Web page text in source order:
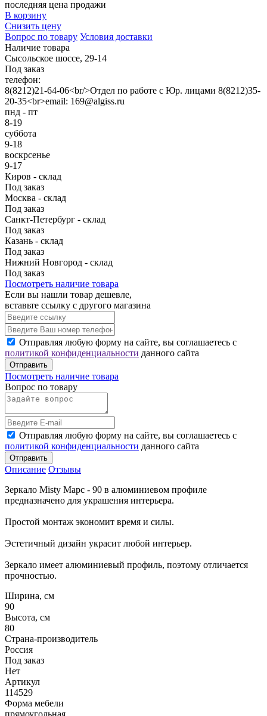
последняя цена продажи
В корзину
Снизить цену
Вопрос по товару Условия доставки
Наличие товара
Сысольское шоссе, 29-14
Под заказ
телефон:
8(8212)21-64-06<br/>Отдел по работе с Юр. лицами 8(8212)35-
20-35<br>email: 169@algiss.ru
пнд - пт
8-19
суббота
9-18
воскрсенье
9-17
Киров - склад
Под заказ
Москва - склад
Под заказ
Санкт-Петербург - склад
Под заказ
Казань - склад
Под заказ
Нижний Новгород - склад
Под заказ
Посмотреть наличие товара
Если вы нашли товар дешевле,
вставьте ссылку с другого магазина
Отправляя любую форму на сайте, вы соглашаетесь с
политикой конфиденциальности данного сайта
Отправить
Посмотреть наличие товара
Вопрос по товару
Отправляя любую форму на сайте, вы соглашаетесь с
политикой конфиденциальности данного сайта
Отправить
Описание Отзывы
Зеркало Misty Марс - 90 в алюминиевом профиле
предназначено для украшения интерьера.
Простой монтаж экономит время и силы.
Эстетичный дизайн украсит любой интерьер.
Зеркало имеет алюминиевый профиль, поэтому отличается
прочностью.
Ширина, см
90
Высота, см
80
Страна-производитель
Россия
Под заказ
Нет
Артикул
114529
Форма мебели